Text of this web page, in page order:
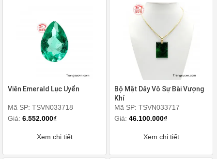
Viên Emerald Lục Uyển
Mã SP: TSVN033718
Giá: 6.552.000₫
Xem chi tiết
Bộ Mặt Dây Vô Sự Bài Vượng
Khí
Mã SP: TSVN033717
Giá:46.100.000₫
Xem chi tiết